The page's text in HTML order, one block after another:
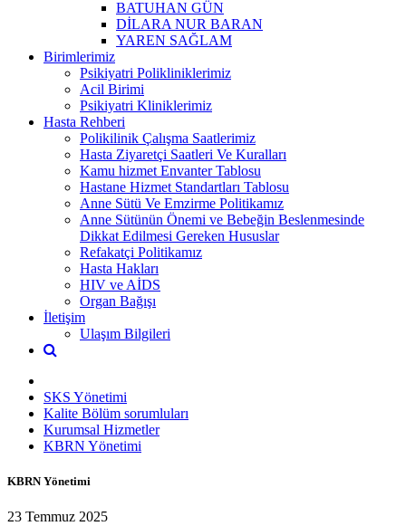
BATUHAN GÜN
DİLARA NUR BARAN
YAREN SAĞLAM
Birimlerimiz
Psikiyatri Polikliniklerimiz
Acil Birimi
Psikiyatri Kliniklerimiz
Hasta Rehberi
Polikilinik Çalışma Saatlerimiz
Hasta Ziyaretçi Saatleri Ve Kuralları
Kamu hizmet Envanter Tablosu
Hastane Hizmet Standartları Tablosu
Anne Sütü Ve Emzirme Politikamız
Anne Sütünün Önemi ve Bebeğin Beslenmesinde
Dikkat Edilmesi Gereken Hususlar
Refakatçi Politikamız
Hasta Hakları
HIV ve AİDS
Organ Bağışı
İletişim
Ulaşım Bilgileri
SKS Yönetimi
Kalite Bölüm sorumluları
Kurumsal Hizmetler
KBRN Yönetimi
KBRN Yönetimi
23 Temmuz 2025